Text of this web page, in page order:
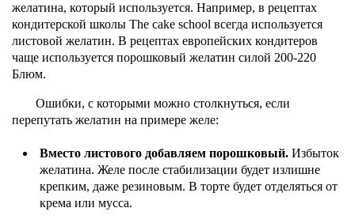
желатина, который используется. Например, в рецептах
кондитерской школы The cake school всегда используется
листовой желатин. В рецептах европейских кондитеров
чаще используется порошковый желатин силой 200-220
Блюм.
Ошибки, с которыми можно столкнуться, если
перепутать желатин на примере желе:
Вместо листового добавляем порошковый. Избыток
желатина. Желе после стабилизации будет излишне
крепким, даже резиновым. В торте будет отделяться от
крема или мусса.